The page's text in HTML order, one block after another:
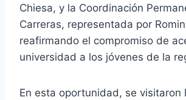
Chiesa, y la Coordinación
Carreras, representada por
reafirmando el compromiso de
universidad a los jóvenes de la
En esta oportunidad, se visitaron